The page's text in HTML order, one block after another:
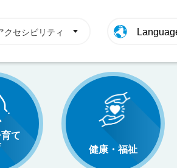
クセシビリティ
て
健康・福祉